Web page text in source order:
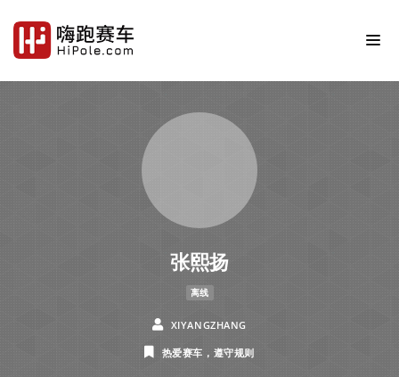
张熙扬
离线
XIYANGZHANG
热爱赛车，遵守规则